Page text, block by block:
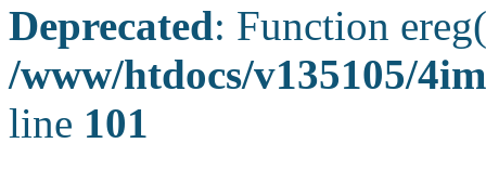
Deprecated: Function
/www/htdocs/v135105/
line 101